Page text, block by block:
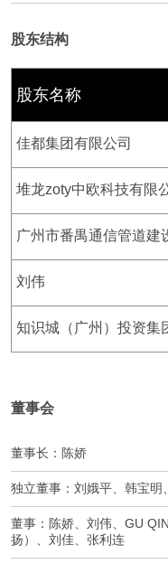
股东结构
股东名称
佳都集团有限公司
堆龙zoty中欧科技有限
广州市番禺通信管道建
刘伟
知识城（广州）投资集
董事会
董事长：陈娇
独立董事：刘娥平、韩宝明
董事：陈娇、刘伟、GU
扬）、刘佳、张利连